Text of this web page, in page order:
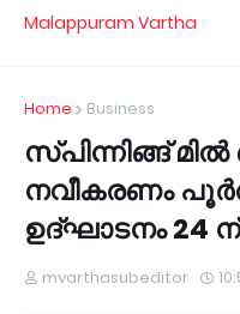
Malappuram Vartha
Home Business
സ്പിന്നിങ്ങ് മില്‍
നവീകരണം
ഉദ്ഘാടനം 24 ന്
mvarthasubeditor